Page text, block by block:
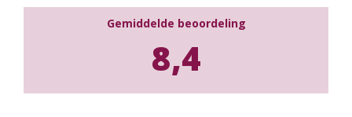
Gemiddelde beoordeling
8,4